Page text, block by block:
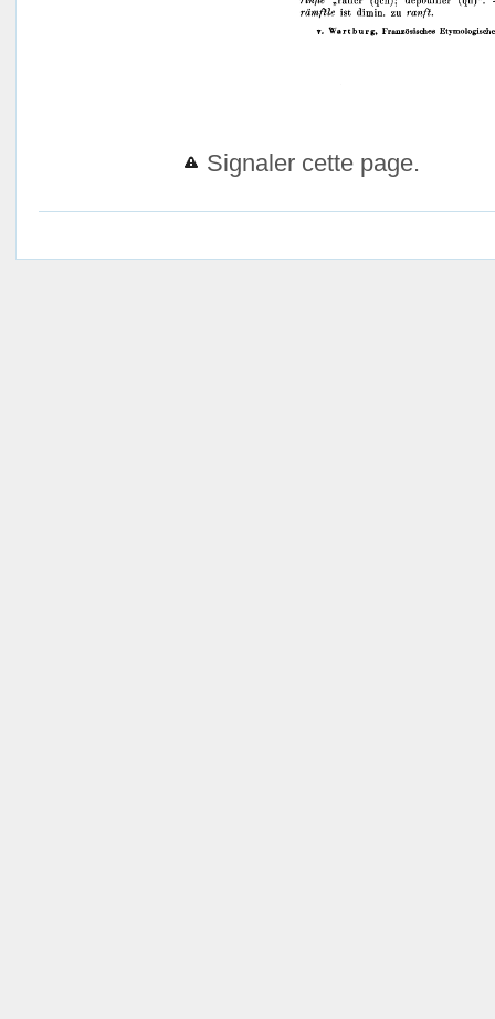
Signaler cette page.